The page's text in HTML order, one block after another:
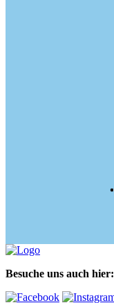
Besuche uns auch hier: